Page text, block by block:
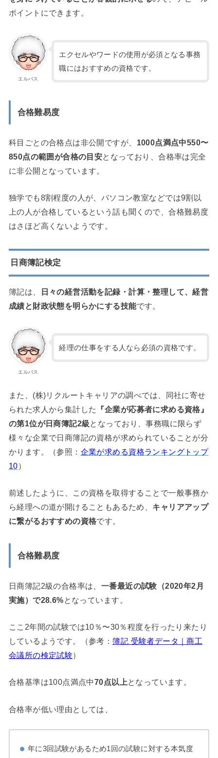
ポイントにできます。
エルバス
エクセルやワードの使用が必須となる事務
職にはおすすめの資格です。
合格難易度
科目ごとの合格点は非公開ですが、 1000点満点中550〜
850点の範囲が合格の目安となっており、合格率は完全
に非公開となっています。
独学でも8割程度の人が、パソコン教室などでは9割以
上の人が合格しているという話も聞くので、合格難易度
はさほど高くないようです。
日商簿記検定
簿記は、
日々の経営活動を記録・計算・整理して、経営
成績と財政状態を明らかにする技能です。
エルバス
経理の仕事をする人なら必須の資格です。
また、(株)リクルートキャリアの調べでは、同社に寄せ
られた求人から集計した
『企業が応募者に求める資格』
の第1位が日商簿記2級となっており、事務職に限らず
様々な企業で日商簿記の資格が求められていることが分
かります。（参照： 企業が求める資格ランキングトップ
10）
前述したように、この資格を取得することで一般事務か
ら経理への道が開けることもあるため、 キャリアアップ
に繋がるおすすめの資格です。
合格難易度
日商簿記2級の合格率は、 一番最近の試験（2020年2月
実施）で28.6%となっています。
ここ2年間の試験では10％〜30％程度を行ったり来たり
しているようです。（参考：簿記 受験者データ｜商工
会議所の検定試験）
合格基準は100点満点中70点以上となっています。
合格率が低い理由としては、
年に3回試験があるため1回の試験に対する本気度